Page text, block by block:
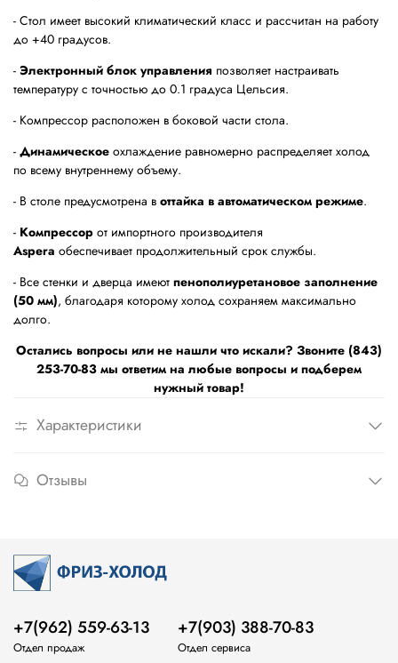
- Стол имеет высокий климатический класс и рассчитан на работу
до +40 градусов.
- Электронный блок управления позволяет настраивать
температуру с точностью до 0.1 градуса Цельсия.
- Компрессор расположен в боковой части стола.
- Динамическое охлаждение равномерно распределяет холод
по всему внутреннему объему.
- В столе предусмотрена в оттайка в автоматическом режиме.
- Компрессор от импортного производителя
Aspera обеспечивает продолжительный срок службы.
- Все стенки и дверца имеют пенополиуретановое заполнение
(50 мм), благодаря которому холод сохраняем максимально
долго.
Остались вопросы или не нашли что искали? Звоните (843)
253-70-83 мы ответим на любые вопросы и подберем
нужный товар!
Характеристики
Отзывы
+7(962) 559-63-13
Отдел продаж
+7(903) 388-70-83
Отдел сервиса